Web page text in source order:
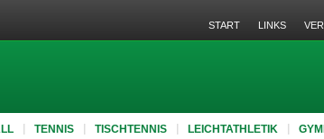
TENNIS TISCHTENNIS LEICHTATHLETIK
START LINKS